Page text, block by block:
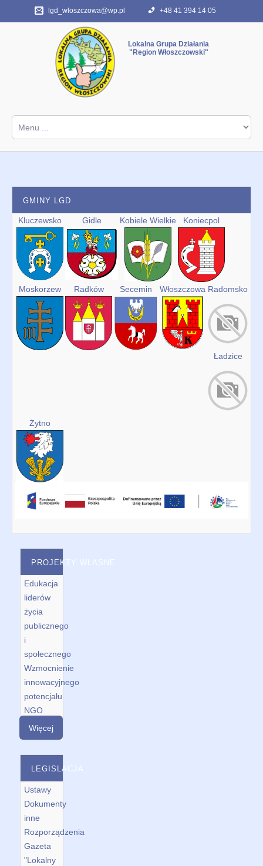
lgd_wloszczowa@wp.pl +48 41 394 14 05
"Region Włoszczowski"
Start
O nas
Kontakt
Archiwum PROW 2007-2013
Dokumenty różne
RODO
Przygotowanie LSR na lata 2021-2027
Realizacja LSR na lata 2021-2027
STANDARDY OCHRONY MAŁOLETNICH W LGD „REGION
WŁOSZCZOWSKI”
GMINY LGD
Kluczewsko Gidle Kobiele Wielkie Koniecpol
Moskorzew Radków Secemin Włoszczowa Radomsko
Ładzice
Żytno
PROJEKTY WŁASNE
Edukacja
liderów
życia
publicznego
i
społecznego
Wzmocnienie
innowacyjnego
potencjału
NGO
Więcej
LEGISLACJA
Ustawy
Dokumenty
inne
Rozporządzenia
Gazeta
"Lokalny